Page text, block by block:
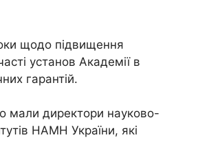
щодо підвищення
установ Академії в
гарантій.
мали директори науково-
НАМН України, які